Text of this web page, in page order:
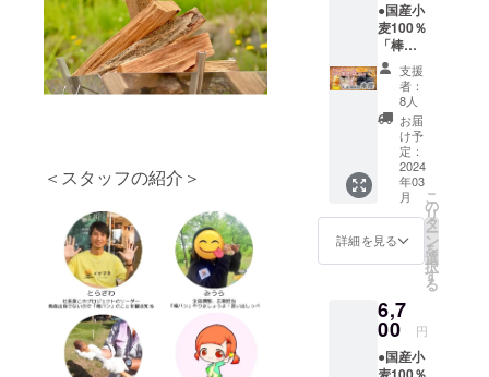
＜スタッフの紹介＞
地製造
のキャ
パに限
りがあ
るた
め、リ
ターン
品のご
希望が
多かっ
た場合
には発
れる可
能性も
す
用バス
ツアー
などが
人気で
す。 当
社の事
業現場
として
は薪製
造工
場、薪
ボイ
設の見
学およ
焚き火
の体
験、
キャン
凍保
存 賞
味期
限：約3
か月 ※
原材料
及び添
加物等
の食品
表示は
お届け
商品の
に表記
されま
前には
必ずお
届けの
リター
付き パ
ン生
地：
80g×6
個×２
セッ
ト 国
産小麦
（おも
に岩
手、青
森産）
使用 冷
凍保
か月 ※
原材料
及び添
加物等
プショ
ンから
選択し
てくだ
さい）
●リンゴ
の薪
「津軽
の灯
り」約
８kg
×1箱 を
セット
でお届
パン生
地とは
別送）
『初め
●国産小
麦100％
「棒パ
ン」用
パン生
地（プ
レー
ン）6個
入り
また
は ３
種詰合
せ（プ
レー
ン、コ
コア、
２）
（内容
物はオ
プショ
支援
者：
8人
お届
け予
定：
2024
年03
月
詳細を見る
こ
の
リ
タ
ー
ン
を
選
択
す
る
6,7
00 円
●国産小